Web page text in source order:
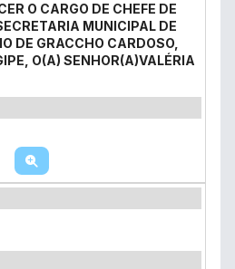
O CARGO DE CHEFE DE
MUNICIPAL DE
DE GRACCHO CARDOSO,
O(A) SENHOR(A)VALÉRIA